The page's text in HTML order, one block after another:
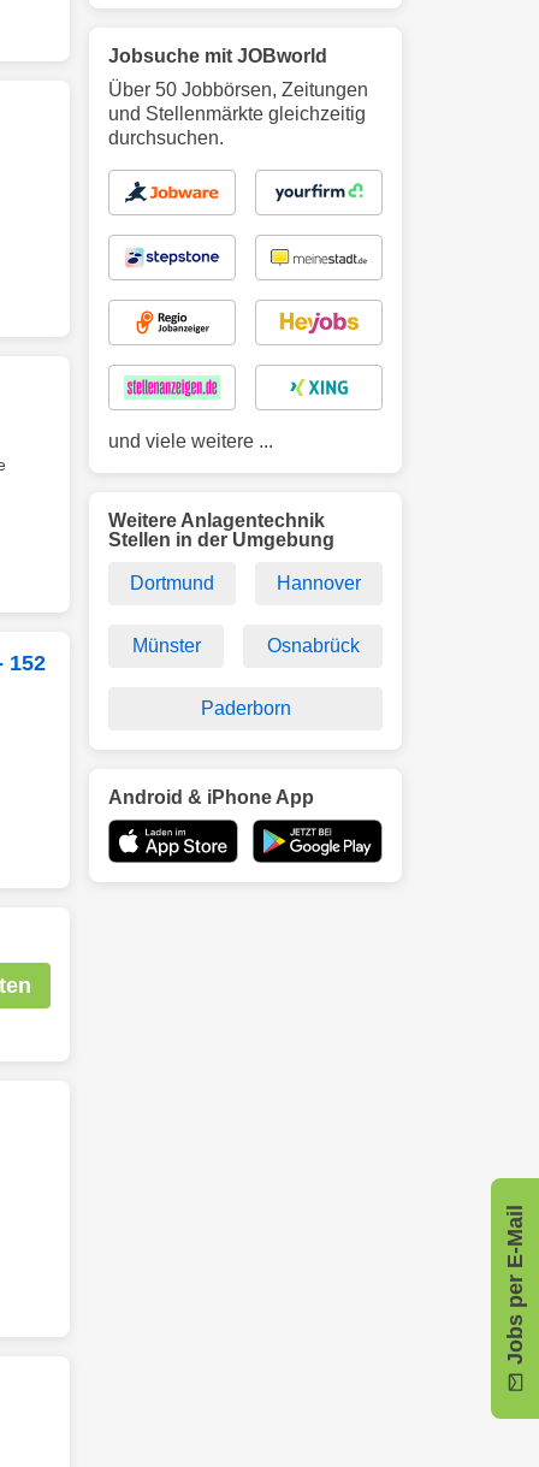
152
Jobs per E-Mail
Jobsuche mit JOBworld
Über 50 Jobbörsen, Zeitungen
und Stellenmärkte gleichzeitig
durchsuchen.
und viele weitere ...
Weitere Anlagentechnik
Stellen in der Umgebung
Dortmund Hannover
Münster Osnabrück
Paderborn
Android & iPhone App